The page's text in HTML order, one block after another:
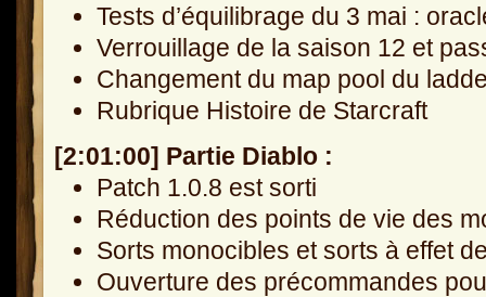
Tests d’équilibrage du 3 mai :
Verrouillage de la saison 12 et
Changement du map pool du
Rubrique Histoire de Starcraft
[2:01:00] Partie Diablo :
Patch 1.0.8 est sorti
Réduction des points de vie des
Sorts monocibles et sorts à effet
Ouverture des précommandes